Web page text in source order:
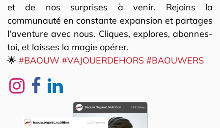
et de nos surprises à venir. Rejoins la
communauté en constante expansion et partages
l'aventure avec nous. Cliques, explores, abonnes-
toi, et laisses la magie opérer.
🌟 #BAOUW #VAJOUERDEHORS #BAOUWERS